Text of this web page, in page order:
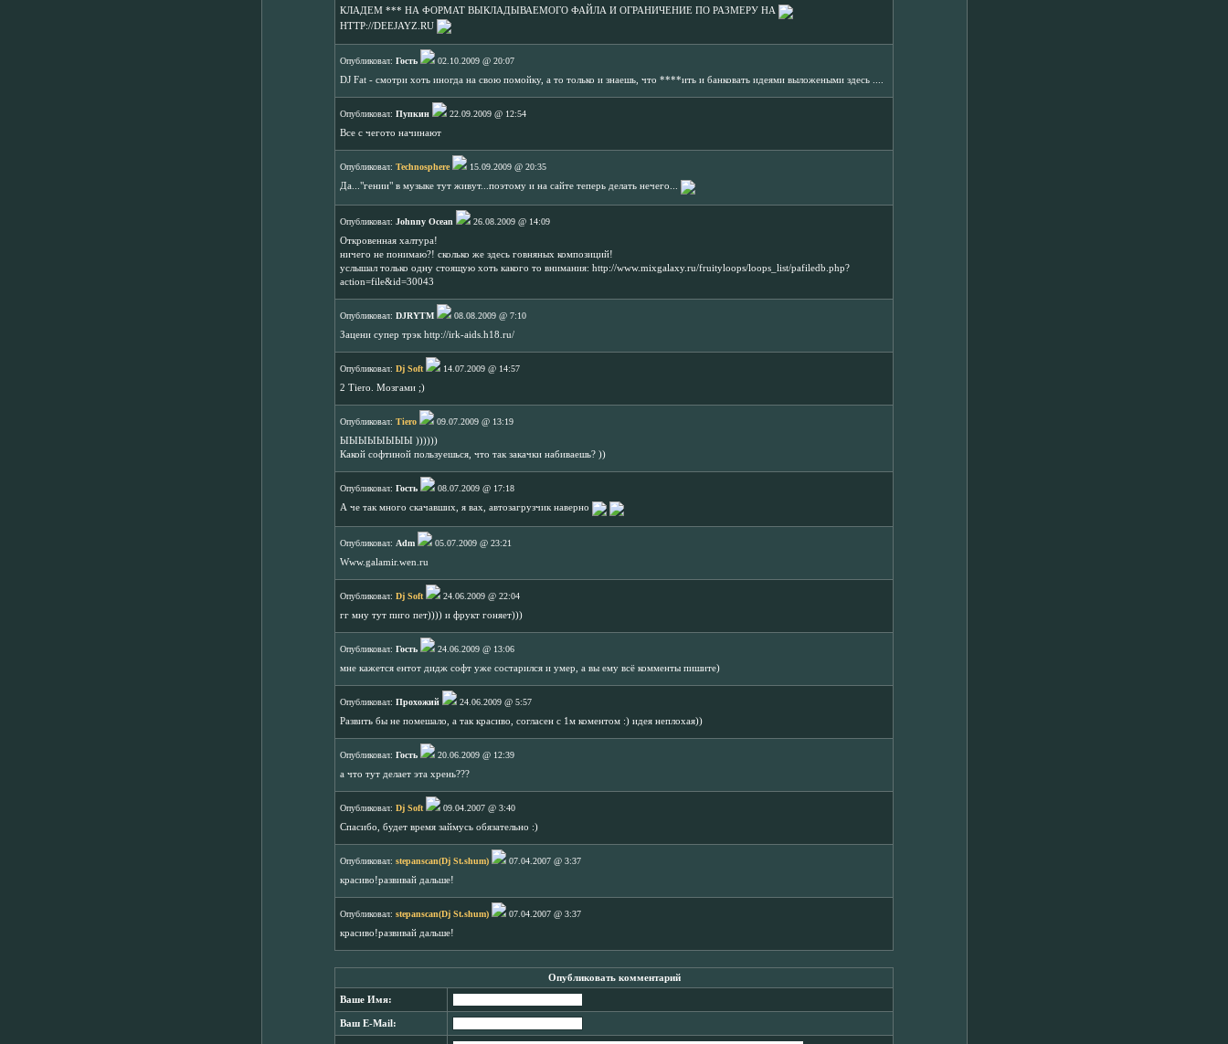
КЛАДЕМ *** НА ФОРМАТ ВЫКЛАДЫВАЕМОГО ФАЙЛА И ОГРАНИЧЕНИЕ ПО РАЗМЕРУ НА
HTTP://DEEJAYZ.RU
Опубликовал: Гость
02.10.2009 @ 20:07
DJ Fat - смотри хоть иногда на свою помойку, а то только и знаешь, что ****ить и банковать идеями выложеными здесь ....
Опубликовал: Пупкин
22.09.2009 @ 12:54
Все с чегото начинают
Опубликовал: Technosphere
15.09.2009 @ 20:35
Да..."гении" в музыке тут живут...поэтому и на сайте теперь делать нечего...
Опубликовал: Johnny Ocean
26.08.2009 @ 14:09
Откровенная халтура!
ничего не понимаю?! сколько же здесь говняных композиций!
услышал только одну стоящую хоть какого то внимания: http://www.mixgalaxy.ru/fruityloops/loops_list/pafiledb.php?
action=file&id=30043
Опубликовал: DJRYTM
08.08.2009 @ 7:10
Зацени супер трэк http://irk-aids.h18.ru/
Опубликовал: Dj Soft
14.07.2009 @ 14:57
2 Tiero. Мозгами ;)
Опубликовал: Tiero
09.07.2009 @ 13:19
ЫЫЫЫЫЫЫЫ ))))))
Какой софтиной пользуешься, что так закачки набиваешь? ))
Опубликовал: Гость
08.07.2009 @ 17:18
А че так много скачавших, я вах, автозагрузчик наверно
Опубликовал: Adm
05.07.2009 @ 23:21
Www.galamir.wen.ru
Опубликовал: Dj Soft
24.06.2009 @ 22:04
гг мну тут пиго пет)))) и фрукт гоняет)))
Опубликовал: Гость
24.06.2009 @ 13:06
мне кажется ентот дидж софт уже состарился и умер, а вы ему всё комменты пишите)
Опубликовал: Прохожий
24.06.2009 @ 5:57
Развить бы не помешало, а так красиво, согласен с 1м коментом :) идея неплохая))
Опубликовал: Гость
20.06.2009 @ 12:39
а что тут делает эта хрень???
Опубликовал: Dj Soft
09.04.2007 @ 3:40
Спасибо, будет время займусь обязательно :)
Опубликовал: stepanscan(Dj St.shum)
07.04.2007 @ 3:37
красиво!развивай дальше!
Опубликовал: stepanscan(Dj St.shum)
07.04.2007 @ 3:37
красиво!развивай дальше!
Опубликовать комментарий
Ваше Имя:
Ваш E-Mail: